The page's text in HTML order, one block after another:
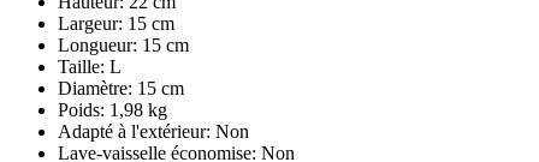
Largeur: 15 cm
Longueur: 15 cm
Taille: L
Diamètre: 15 cm
Poids: 1,98 kg
Adapté à l'extérieur: Non
Lave-vaisselle économise: Non